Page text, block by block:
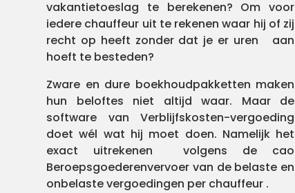
vakantietoeslag te berekenen? Om voor
iedere chauffeur uit te rekenen waar hij of zij
recht op heeft zonder dat je er uren aan
hoeft te besteden?
Zware en dure boekhoudpakketten maken
hun beloftes niet altijd waar. Maar de
software van Verblijfskosten-vergoeding
doet wél wat hij moet doen. Namelijk het
exact uitrekenen volgens de cao
Beroepsgoederenvervoer van de belaste en
onbelaste vergoedingen per chauffeur .